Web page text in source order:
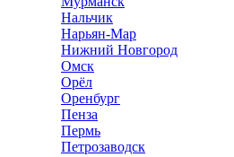
Нальчик
Нарьян-Мар
Нижний Новгород
Омск
Орёл
Оренбург
Пенза
Пермь
Петрозаводск